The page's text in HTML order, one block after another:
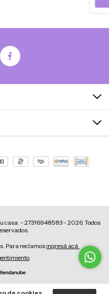
casa. - 27316948583 - 2026. Todos
Para reclamos ingresá acá.